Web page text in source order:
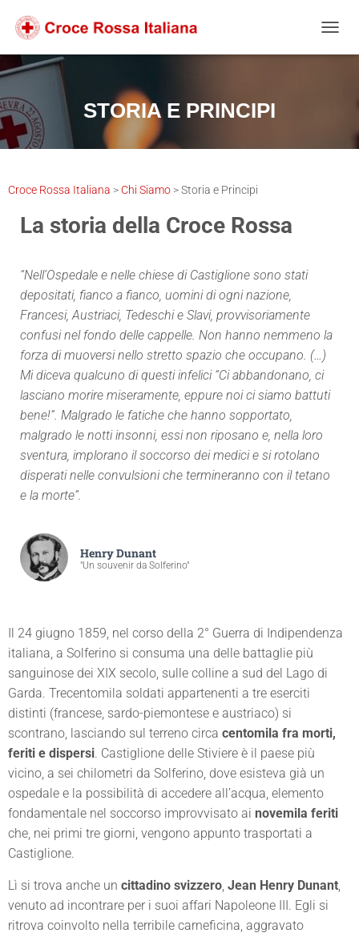
contenuto
alla
navigazione
footer
STORIA E PRINCIPI
Croce Rossa Italiana > Chi Siamo >Storia e Principi
La storia della Croce Rossa
“Nell’Ospedale e nelle chiese di Castiglione sono stati
depositati, fianco a fianco, uomini di ogni nazione,
Francesi, Austriaci, Tedeschi e Slavi, provvisoriamente
confusi nel fondo delle cappelle. Non hanno nemmeno la
forza di muoversi nello stretto spazio che occupano. (…)
Mi diceva qualcuno di questi infelici “Ci abbandonano, ci
lasciano morire miseramente, eppure noi ci siamo battuti
bene!”. Malgrado le fatiche che hanno sopportato,
malgrado le notti insonni, essi non riposano e, nella loro
sventura, implorano il soccorso dei medici e si rotolano
disperati nelle convulsioni che termineranno con il tetano
e la morte”.
Henry Dunant
"Un souvenir da Solferino"
Il 24 giugno 1859, nel corso della 2° Guerra di Indipendenza
italiana, a Solferino si consuma una delle battaglie più
sanguinose dei XIX secolo, sulle colline a sud del Lago di
Garda. Trecentomila soldati appartenenti a tre eserciti
distinti (francese, sardo-piemontese e austriaco) si
scontrano, lasciando sul terreno circa centomila fra morti,
feriti e dispersi. Castiglione delle Stiviere è il paese più
vicino, a sei chilometri da Solferino, dove esisteva già un
ospedale e la possibilità di accedere all’acqua, elemento
fondamentale nel soccorso improvvisato ai novemila feriti
che, nei primi tre giorni, vengono appunto trasportati a
Castiglione.
Lì si trova anche un cittadino svizzero, Jean Henry Dunant,
venuto ad incontrare per i suoi affari Napoleone III. Egli si
ritrova coinvolto nella terribile carneficina, aggravato